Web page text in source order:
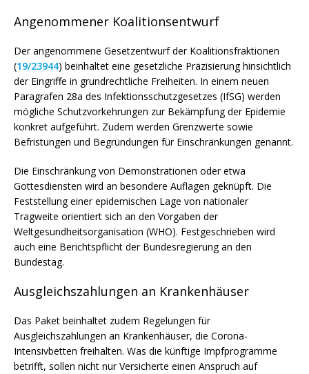
Angenommener Koalitionsentwurf
Der angenommene Gesetzentwurf der Koalitionsfraktionen
(19/23944) beinhaltet eine gesetzliche Präzisierung hinsichtlich
der Eingriffe in grundrechtliche Freiheiten. In einem neuen
Paragrafen 28a des Infektionsschutzgesetzes (IfSG) werden
mögliche Schutzvorkehrungen zur Bekämpfung der Epidemie
konkret aufgeführt. Zudem werden Grenzwerte sowie
Befristungen und Begründungen für Einschränkungen genannt.
Die Einschränkung von Demonstrationen oder etwa
Gottesdiensten wird an besondere Auflagen geknüpft. Die
Feststellung einer epidemischen Lage von nationaler
Tragweite orientiert sich an den Vorgaben der
Weltgesundheitsorganisation (WHO). Festgeschrieben wird
auch eine Berichtspflicht der Bundesregierung an den
Bundestag.
Ausgleichszahlungen an Krankenhäuser
Das Paket beinhaltet zudem Regelungen für
Ausgleichszahlungen an Krankenhäuser, die Corona-
Intensivbetten freihalten. Was die künftige Impfprogramme
betrifft, sollen nicht nur Versicherte einen Anspruch auf